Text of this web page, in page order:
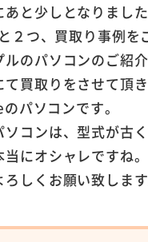
と少しとなりました
２つ、買取り事例を
のパソコンのご紹介
買取りをさせて頂き
パソコンです。
ソコンは、型式が古
にオシャレですね。
しくお願い致します